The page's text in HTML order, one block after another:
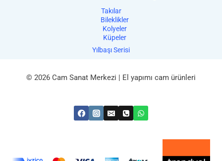
Takılar
Bileklikler
Kolyeler
Küpeler
Yılbaşı Serisi
© 2026 Cam Sanat Merkezi | El yapımı cam ürünleri